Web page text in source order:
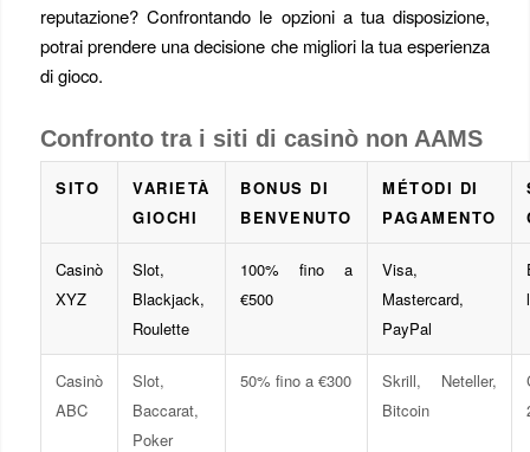
reputazione? Confrontando le opzioni a tua disposizione,
potrai prendere una decisione che migliori la tua esperienza
di gioco.
Confronto tra i siti di casinò non AAMS
SITO
VARIETÀ
GIOCHI
BONUS DI
BENVENUTO
MÉTODI DI
PAGAMENTO
Casinò
XYZ
Slot,
Blackjack,
Roulette
100% fino a
€500
Visa,
Mastercard,
PayPal
Casinò
ABC
Slot,
Baccarat,
Poker
50% fino a €300
Skrill, Neteller,
Bitcoin